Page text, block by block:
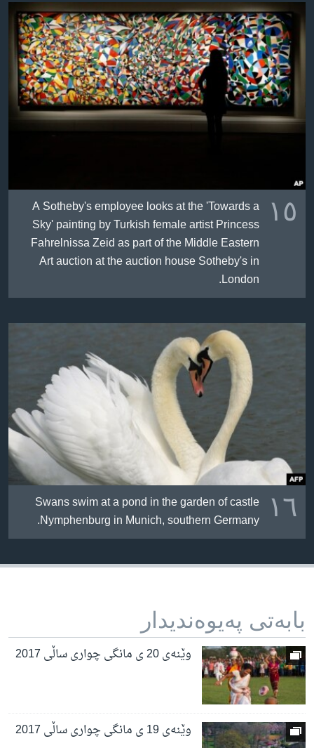
١٥ A Sotheby's employee looks at the 'Towards a
Sky' painting by Turkish female artist Princess
Fahrelnissa Zeid as part of the Middle Eastern
Art auction at the auction house Sotheby's in
London.
١٦ Swans swim at a pond in the garden of castle
Nymphenburg in Munich, southern Germany.
بابه‌تی په‌یوه‌ندیدار
وێنەی 20 ی مانگی چواری ساڵی 2017
وێنەی 19 ی مانگی چواری ساڵی 2017